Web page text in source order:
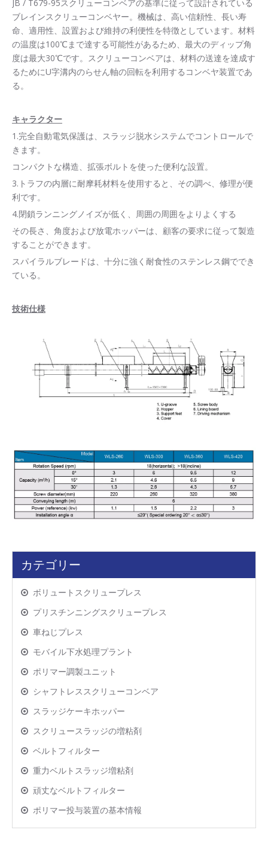
JB / T679-95スクリューコンベアの基準に従って設計されている
ブレインスクリューコンベヤー。機械は、高い信頼性、長い寿
命、適用性、設置および維持の利便性を特徴としています。材料
の温度は100℃まで達する可能性があるため、最大のディップ角
度は最大30℃です。スクリューコンベアは、材料の送達を達成す
るためにU字溝内のらせん軸の回転を利用するコンベヤ装置であ
る。
キャラクター
1.完全自動電気保護は、スラッジ脱水システムでコントロールで
きます。
コンパクトな構造、拡張ボルトを使った便利な設置。
3.トラフの内層に耐摩耗材料を使用すると、その調べ、修理が便
利です。
4.閉鎖ランニングノイズが低く、周囲の周囲をよりよくする
その長さ、角度および放電ホッパーは、顧客の要求に従って製造
することができます。
スパイラルブレードは、十分に強く耐食性のステンレス鋼ででき
ている。
技術仕様
カテゴリー
ボリュートスクリュープレス
プリスチンニングスクリュープレス
車ねじプレス
モバイル下水処理プラント
ポリマー調製ユニット
シャフトレススクリューコンベア
スラッジケーキホッパー
スクリュースラッジの増粘剤
ベルトフィルター
重力ベルトスラッジ増粘剤
頑丈なベルトフィルター
ポリマー投与装置の基本情報